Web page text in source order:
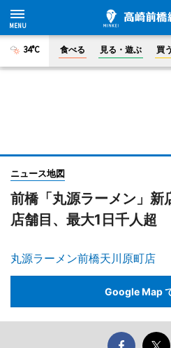
34°C 食べる 見る・遊ぶ 買う
ニュース地図
前橋「丸源ラーメン」
店舗目、最大1日千人超
丸源ラーメン前橋天川原町店
Google Map